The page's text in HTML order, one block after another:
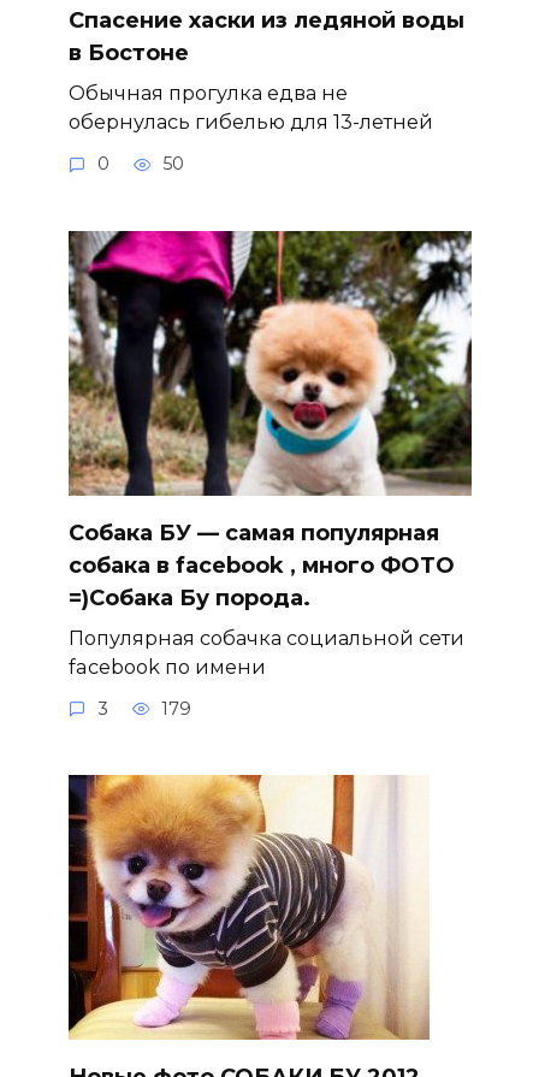
Спасение хаски из ледяной воды
в Бостоне
Обычная прогулка едва не
обернулась гибелью для 13-летней
0 50
Собака БУ — самая популярная
собака в facebook , много ФОТО
=)Собака Бу порода.
Популярная собачка социальной сети
facebook по имени
3 179